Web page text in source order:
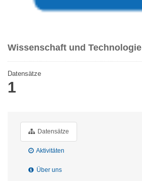
Wissenschaft und Technologie
Datensätze
1
Datensätze
Aktivitäten
Über uns